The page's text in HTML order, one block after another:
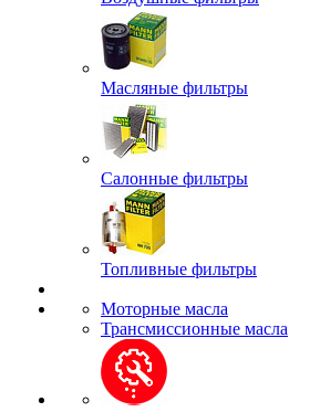
Масляные фильтры
Салонные фильтры
Топливные фильтры
Моторные масла
Трансмиссионные масла